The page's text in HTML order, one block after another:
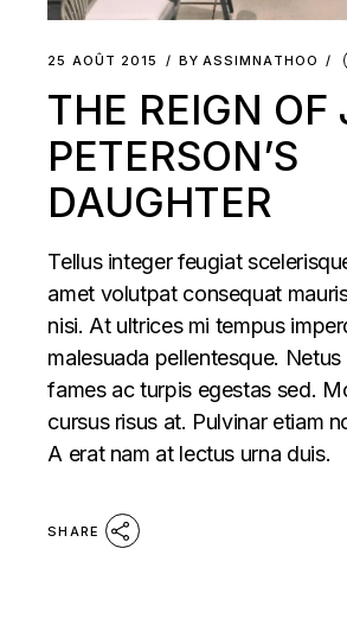
25 AOÛT 2015 BY ASSIMNATHOO
THE REIGN OF
PETERSON’S
DAUGHTER
Tellus integer feugiat
amet volutpat consequat
nisi. At ultrices mi tempus
malesuada pellentesque.
fames ac turpis egestas sed.
cursus risus at. Pulvinar etiam
A erat nam at lectus urna duis.
SHARE